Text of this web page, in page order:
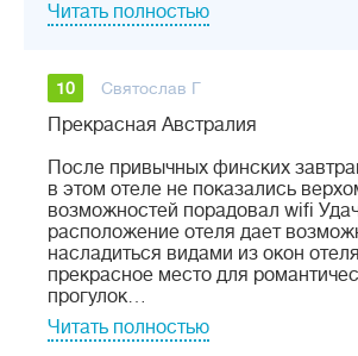
Читать полностью
10 Святослав Г
Прекрасная Австралия
После привычных финских
в этом отеле не показались
возможностей порадовал wifi
расположение отеля дает
насладиться видами из окон
прекрасное место для
прогулок…
Читать полностью